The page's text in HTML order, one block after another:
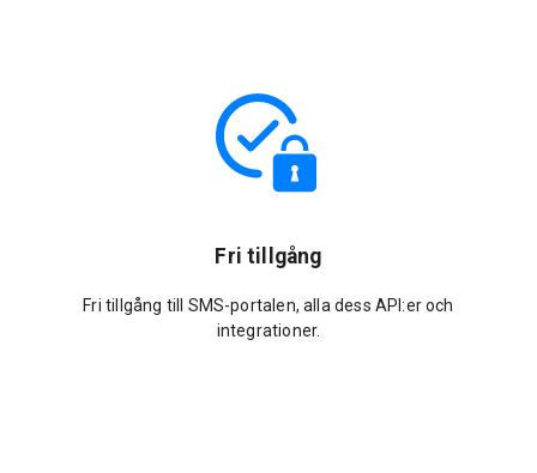
Fri tillgång
Fri tillgång till SMS-portalen, alla dess API:er och
integrationer.